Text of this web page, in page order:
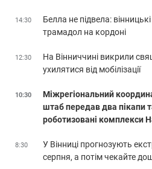
14:30
Белла не підвела:
трамадол на кордоні
12:30
На Вінниччині викрили
ухилятися від мобілізації
10:30
Міжрегіональний
штаб передав два пікапи
роботизовані комплекси
8:30
У Вінниці прогнозують
серпня, а потім чекайте